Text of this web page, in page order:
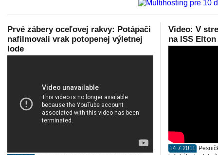
Prvé zábery oceľovej rakvy: Potápači
nafilmovali vrak potopenej výletnej
lode
Video: V
na ISS
14.7.2011